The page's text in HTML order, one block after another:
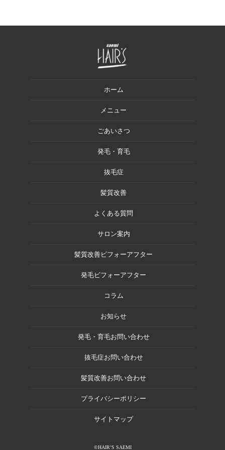
ホーム
メニュー
ごあいさつ
発毛・育毛
抜毛症
髪質改善
よくある質問
サロン案内
髪質改善ビフォーアフター
発毛ビフォーアフター
コラム
お知らせ
発毛・育毛お問い合わせ
抜毛症お問い合わせ
髪質改善お問い合わせ
プライバシーポリシー
サイトマップ
©HAIR’S SAEMI